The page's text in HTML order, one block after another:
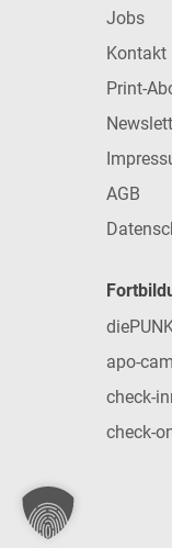
Jobs
Kontakt
Print-
AGB
apo-
check-
check-